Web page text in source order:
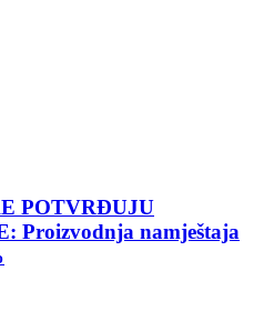
POTVRĐUJU
Proizvodnja namještaja